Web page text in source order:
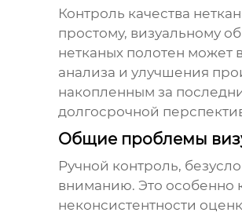
Контроль качества
простому, визуальному
нетканых полотен может
анализа и улучшения
накопленным за
долгосрочной
Общие проблемы
Ручной контроль,
вниманию. Это особенно
неконсистентности